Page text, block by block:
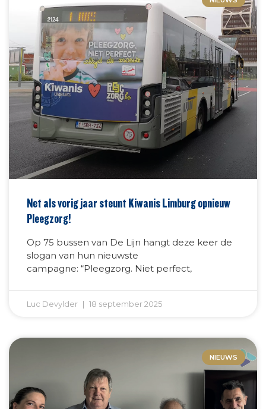
Net als vorig jaar steunt Kiwanis Limburg opnieuw
Pleegzorg!
Op 75 bussen van De Lijn hangt deze keer de
slogan van hun nieuwste
campagne: “Pleegzorg. Niet perfect,
Luc Devylder 18 september 2025
NIEUWS